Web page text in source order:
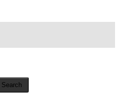
Search